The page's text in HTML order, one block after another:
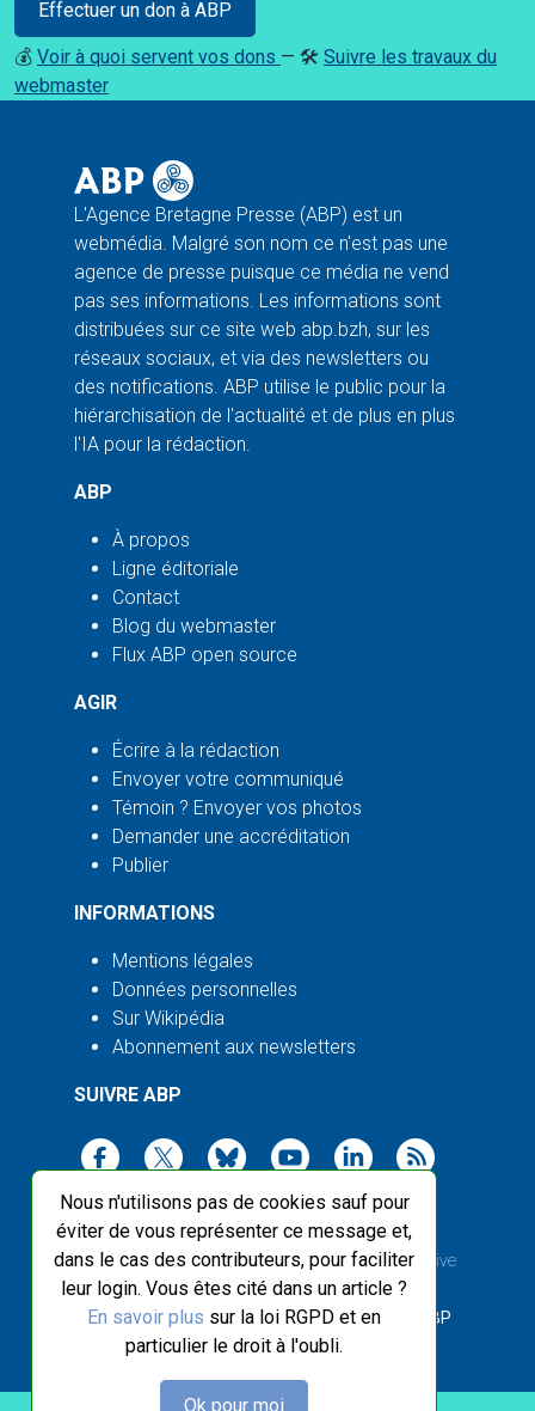
Nous n'utilisons pas de cookies sauf pour
éviter de vous représenter ce message et,
dans le cas des contributeurs, pour faciliter
leur login. Vous êtes cité dans un article ?
En savoir plus sur la loi RGPD et en
particulier le droit à l'oubli.
Ok pour moi
Effectuer un don à ABP
💰 Voir à quoi servent vos dons — 🛠️ Suivre les travaux du
webmaster
L'Agence Bretagne Presse (ABP) est un
webmédia. Malgré son nom ce n'est pas une
agence de presse puisque ce média ne vend
pas ses informations. Les informations sont
distribuées sur ce site web abp.bzh, sur les
réseaux sociaux, et via des newsletters ou
des notifications. ABP utilise le public pour la
hiérarchisation de l'actualité et de plus en plus
l'IA pour la rédaction.
ABP
À propos
Ligne éditoriale
Contact
Blog du webmaster
Flux ABP open source
AGIR
Écrire à la rédaction
Envoyer votre communiqué
Témoin ? Envoyer vos photos
Demander une accréditation
Publier
INFORMATIONS
Mentions légales
Données personnelles
Sur Wikipédia
Abonnement aux newsletters
SUIVRE ABP
2003-2026 ©Agence Bretagne Presse, sauf Creative
Commons
Front-end design :Breizhek Studio , Back-end : ABP